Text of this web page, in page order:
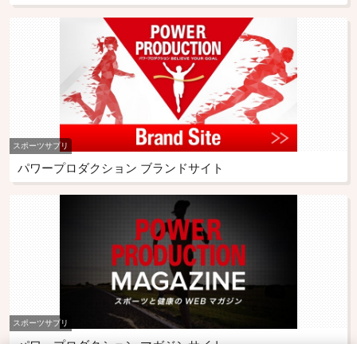
スポーツサプリ
パワープロダクション ブランドサイト
スポーツサプリ